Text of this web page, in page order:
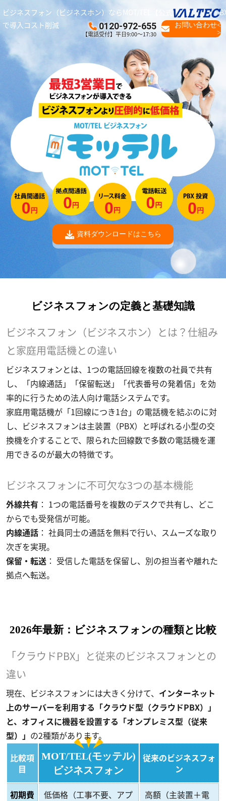
ビジネスフォン（ビジネスホン）ならMOT/TEL【公式】｜クラウド
で導入コスト削減
0120-972-655
【電話受付】平日9:00～17:30
お問い合わせ<
>
資料ダウンロードはこちら
ビジネスフォンの定義と基礎知識
ビジネスフォン（ビジネスホン）とは？仕組み
と家庭用電話機との違い
ビジネスフォンとは、1つの電話回線を複数の社員で共有
し、「内線通話」「保留転送」「代表番号の発着信」を効
率的に行うための法人向け電話システムです。
家庭用電話機が「1回線につき1台」の電話機を結ぶのに対
し、ビジネスフォンは主装置（PBX）と呼ばれる小型の交
換機を介することで、限られた回線数で多数の電話機を運
用できるのが最大の特徴です。
ビジネスフォンに不可欠な3つの基本機能
外線共有： 1つの電話番号を複数のデスクで共有し、どこ
からでも受発信が可能。
内線通話： 社員同士の通話を無料で行い、スムーズな取り
次ぎを実現。
保留・転送： 受信した電話を保留し、別の担当者や離れた
拠点へ転送。
2026年最新：ビジネスフォンの種類と比較
「クラウドPBX」と従来のビジネスフォンとの
違い
現在、ビジネスフォンには大きく分けて、 インターネット
上のサーバーを利用する「クラウド型（クラウドPBX）」
と、オフィスに機器を設置する「オンプレミス型（従来
型）」 の2種類があります。
比較項
目
MOT/TEL(モッテル)
ビジネスフォン
従来のビジネスフォ
ン
初期費
低価格（工事不要、アプ
高額（主装置＋電